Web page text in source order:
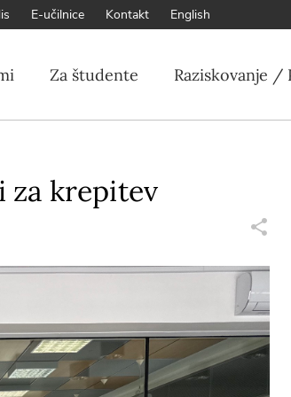
E-učilnice Kontakt English
Za študente Raziskovanje /
za krepitev